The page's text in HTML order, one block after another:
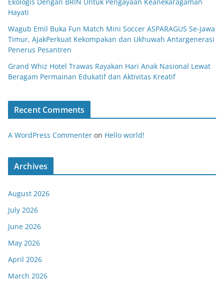
Hayati
Wagub Emil Buka Fun Match Mini Soccer ASPARAGUS Se-Jawa
Timur, AjakPerkuat Kekompakan dan Ukhuwah Antargenerasi
Penerus Pesantren
Grand Whiz Hotel Trawas Rayakan Hari Anak Nasional Lewat
Beragam Permainan Edukatif dan Aktivitas Kreatif
Recent Comments
A WordPress Commenter on Hello world!
Archives
August 2026
July 2026
June 2026
May 2026
April 2026
March 2026